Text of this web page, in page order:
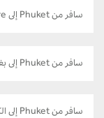
سافر من Phuket إلى Lahore
سافر من Phuket إلى بغداد
سافر من Phuket إلى الكويت